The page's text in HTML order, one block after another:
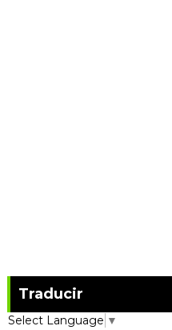
Traducir
Select Language ▼